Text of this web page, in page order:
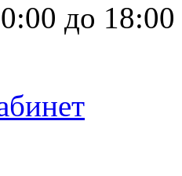
до 18:00